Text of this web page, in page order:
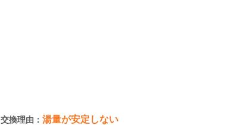
交換理由：湯量が安定しない